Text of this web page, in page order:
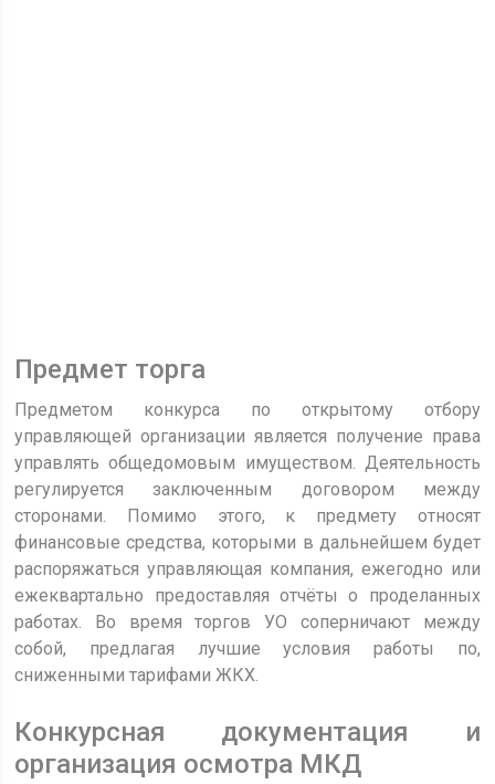
Предмет торга
Предметом конкурса по открытому отбору
управляющей организации является получение права
управлять общедомовым имуществом. Деятельность
регулируется заключенным договором между
сторонами. Помимо этого, к предмету относят
финансовые средства, которыми в дальнейшем будет
распоряжаться управляющая компания, ежегодно или
ежеквартально предоставляя отчёты о проделанных
работах. Во время торгов УО соперничают между
собой, предлагая лучшие условия работы по,
сниженными тарифами ЖКХ.
Конкурсная документация и
организация осмотра МКД